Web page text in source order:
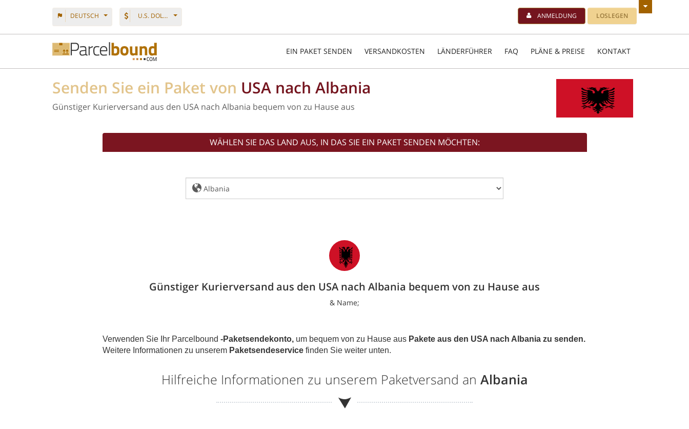
DEUTSCH U.S. DOLLAR ANMELDUNG LOSLEGEN
EIN PAKET SENDEN VERSANDKOSTEN LÄNDERFÜHRER FAQ PLÄNE & PREISE KONTAKT
Senden Sie ein Paket von USA nach Albania
Günstiger Kurierversand aus den USA nach Albania bequem von zu Hause aus
WÄHLEN SIE DAS LAND AUS, IN DAS SIE EIN PAKET SENDEN MÖCHTEN:
Günstiger Kurierversand aus den USA nach Albania bequem von zu Hause aus
& Name;
Verwenden Sie Ihr Parcelbound -Paketsendekonto,um bequem von zu Hause aus Pakete aus den USA nach Albaniazu senden.
Weitere Informationen zu unserem Paketsendeservicefinden Sie weiter unten.
Hilfreiche Informationen zu unserem Paketversand an Albania